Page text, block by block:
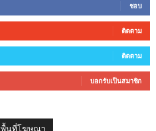
ชอบ
ติดตาม
ติดตาม
บอกรับเป็นสมาชิก
พื้นที่โฆษณา